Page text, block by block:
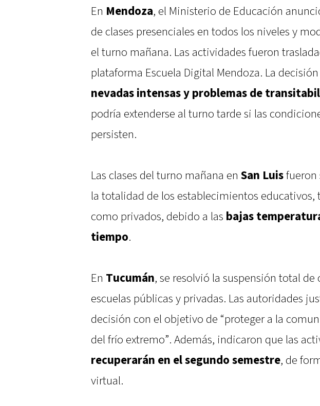
En Mendoza, el Ministerio de Educación
de clases presenciales en todos los niveles y
el turno mañana. Las actividades fueron
plataforma Escuela Digital Mendoza. La
nevadas intensas y problemas de
podría extenderse al turno tarde si las
persisten.
Las clases del turno mañana en San Luisfueron
la totalidad de los establecimientos educativos,
como privados, debido a las bajas
tiempo.
En Tucumán, se resolvió la suspensión total de
escuelas públicas y privadas. Las autoridades
decisión con el objetivo de “proteger a la
del frío extremo”. Además, indicaron que las
recuperarán en el segundo semestre, de
virtual.